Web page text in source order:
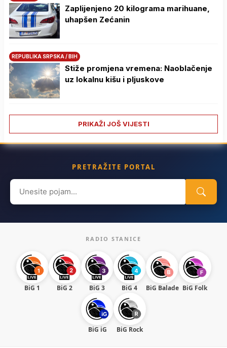
Zaplijenjeno 20 kilograma marihuane,
uhapšen Zećanin
REPUBLIKA SRPSKA / BIH
Stiže promjena vremena: Naoblačenje
uz lokalnu kišu i pljuskove
PRIKAŽI JOŠ VIJESTI
PRETRAŽITE PORTAL
Search
for:
RADIO STANICE
BiG 1 BiG 2 BiG 3 BiG 4 BiG Balade BiG Folk
BiG iG BiG Rock